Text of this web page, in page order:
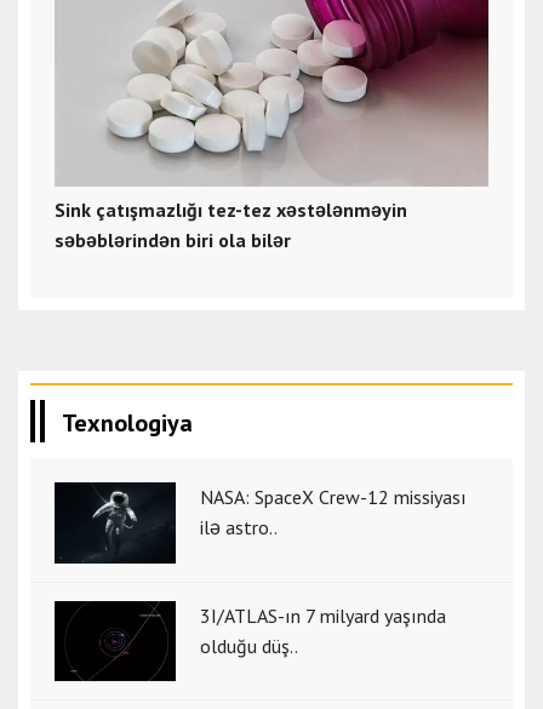
Sink çatışmazlığı tez-tez xəstələnməyin
səbəblərindən biri ola bilər
Texnologiya
NASA: SpaceX Crew-12 missiyası
ilə astro..
3I/ATLAS-ın 7 milyard yaşında
olduğu düş..